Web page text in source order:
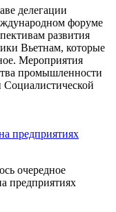
делегации
форуме
развития
Вьетнам, которые
Мероприятия
промышленности
Социалистической
предприятиях
очередное
предприятиях